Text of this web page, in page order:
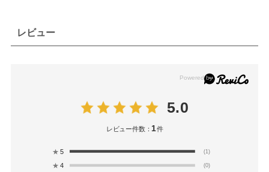
レビュー
5.0
レビュー件数： 1件
★ 5 (1)
★ 4 (0)